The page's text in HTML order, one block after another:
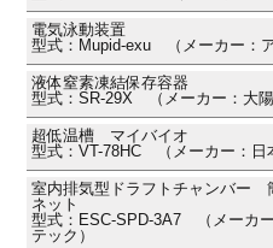
電気泳動装置
型式：Mupid-exu （メーカー：ア
液体窒素凍結保存容器
型式：SR-29X （メーカー：大陽
超低温槽 マイバイオ
型式：VT-78HC （メーカー：日
室内排気型ドラフトチャンバー
ネット
型式：ESC-SPD-3A7 （メーカ
テック）